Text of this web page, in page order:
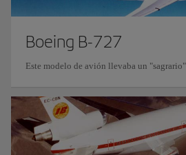
Boeing B-727
Este modelo de avión llevaba un